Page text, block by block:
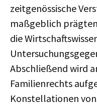
zeitgenössische
maßgeblich
die
Abschließend wird
Familienrechts
Konstellationen